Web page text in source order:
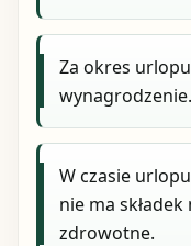
Za okres
wynagrodzenie.
W czasie
nie ma
zdrowotne.